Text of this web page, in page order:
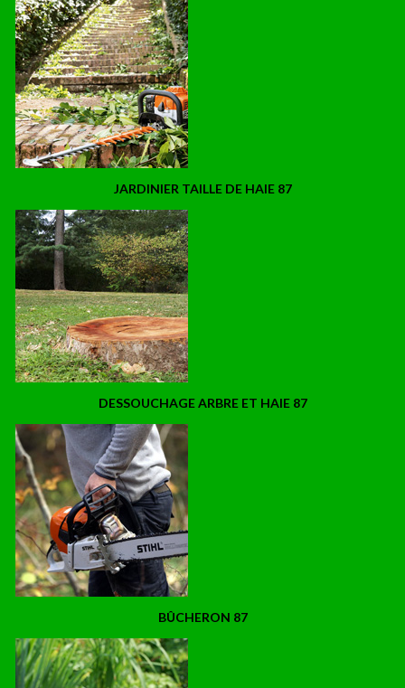
JARDINIER TAILLE DE HAIE 87
DESSOUCHAGE ARBRE ET HAIE 87
BÛCHERON 87